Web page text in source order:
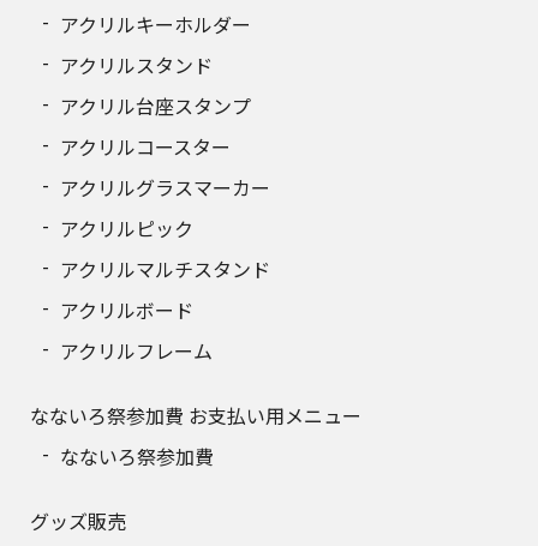
アクリルキーホルダー
アクリルスタンド
アクリル台座スタンプ
アクリルコースター
アクリルグラスマーカー
アクリルピック
アクリルマルチスタンド
アクリルボード
アクリルフレーム
なないろ祭参加費 お支払い用メニュー
なないろ祭参加費
グッズ販売